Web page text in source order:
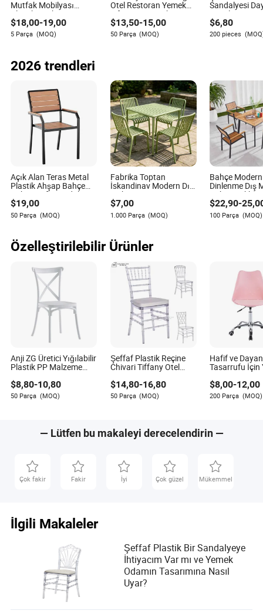
Elora Grimes
Yazar
Elora Grimes, mobilya sektöründe malzemelerin ve
üretim süreçlerinin çevresel etkilerini değerlendirme
konusunda uzmanlaşmış deneyimli bir yazardır.
Sürdürülebilirlik konusundaki keskin bakış açısı ve
çevre dostu uygulamaları teşvik etme tutkusu ile
Elora'nın çalışmaları, sektörde farkındalık yaratmayı ve
olumlu değişimi teşvik etmeyi amaçlamaktadır.
Mutfak Mobilyası
Plastik Banket Düğün
Etkinlik Restoran
Yemek Sandalyesi
$18,00-19,00
5 Parça (MOQ)
Otel Restoran Yemek
Tifany Düğün Chiavari
Sandalye Temel
Özelleştirme
$13,50-15,00
50 Parça (MOQ)
Sandalyesi
Metal Çerçeve
$6,80
200 pieces
2026 trendleri
Açık Alan Teras Metal
Plastik Ahşap Bahçe
Kahve Kafe Sandalyesi
Bistro Sandalyesi
Yemek Sandalyesi
$19,00
50 Parça (MOQ)
Fabrika Toptan
İskandinav Modern Dış
Mekan Teras
Sandalyesi PP Yemek
Plastik Yığılabilir
Sandalyeler Restoran
Sandalye
$7,00
1.000 Parça (MOQ)
Bahçe Modern
Dinlenme Dış
Kahve
Sandalyesi
Plastik Ahşap
$22,90-
100 Parça (MOQ)
Özelleştirilebilir Ürünler
Anji ZG Üretici Yığılabilir
Plastik PP Malzeme
Çapraz Sırt X Sırt
Sandalye Etkinlik
Düğün Banket (ZG50-
$8,80-10,80
50 Parça (MOQ)
Şeffaf Plastik Reçine
Chivari Tiffany Otel
Beyaz Minderler Toptan
Satış Yığılabilir Şeffaf
Kristal Akrilik Parti
$14,80-16,80
50 Parça (MOQ)
Hafif ve
Tasarrufu İçin
Sandalyeler
$8,00-12,00
200 Parça (MOQ)
— Lütfen bu makaleyi derecelendirin —
Çok fakir Fakir İyi Çok güzel Mükemmel
İlgili Makaleler
Şeffaf Plastik Bir Sandalyeye
İhtiyacım Var mı ve Yemek
Odamın Tasarımına Nasıl
Uyar?